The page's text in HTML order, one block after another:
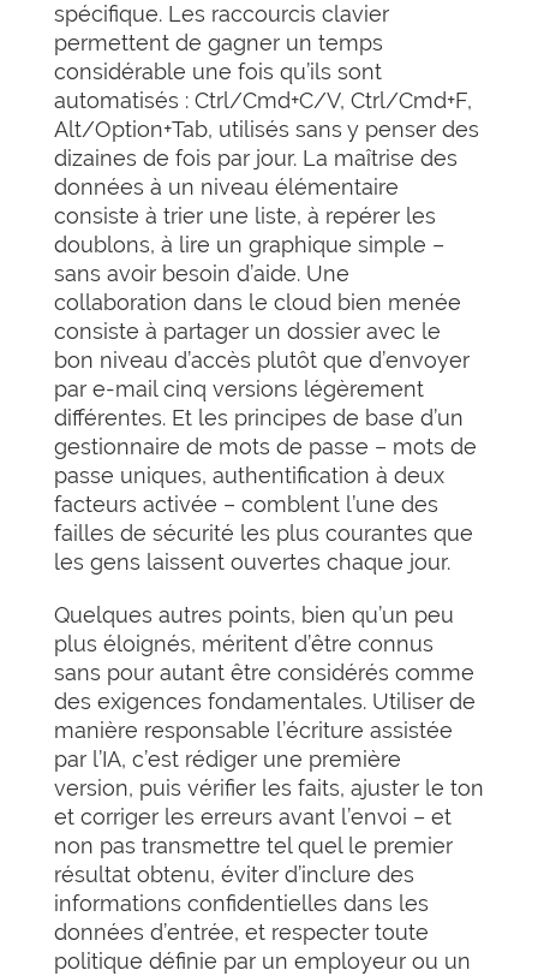
spécifique. Les raccourcis clavier
permettent de gagner un temps
considérable une fois qu’ils sont
automatisés : Ctrl/Cmd+C/V, Ctrl/Cmd+F,
Alt/Option+Tab, utilisés sans y penser des
dizaines de fois par jour. La maîtrise des
données à un niveau élémentaire
consiste à trier une liste, à repérer les
doublons, à lire un graphique simple –
sans avoir besoin d’aide. Une
collaboration dans le cloud bien menée
consiste à partager un dossier avec le
bon niveau d’accès plutôt que d’envoyer
par e-mail cinq versions légèrement
différentes. Et les principes de base d’un
gestionnaire de mots de passe – mots de
passe uniques, authentification à deux
facteurs activée – comblent l’une des
failles de sécurité les plus courantes que
les gens laissent ouvertes chaque jour.
Quelques autres points, bien qu’un peu
plus éloignés, méritent d’être connus
sans pour autant être considérés comme
des exigences fondamentales. Utiliser de
manière responsable l’écriture assistée
par l’IA, c’est rédiger une première
version, puis vérifier les faits, ajuster le ton
et corriger les erreurs avant l’envoi – et
non pas transmettre tel quel le premier
résultat obtenu, éviter d’inclure des
informations confidentielles dans les
données d’entrée, et respecter toute
politique définie par un employeur ou un